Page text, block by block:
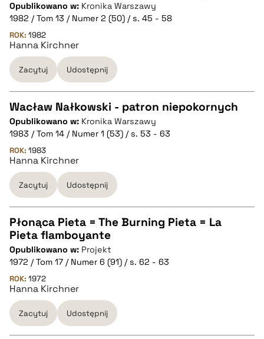
CZYSTY TEKST
pobierz cytat
BIBTEX
pobierz cytat
Opublikowano w: Kronika Warszawy
1982 / Tom 13 / Numer 2 (50) / s. 45 - 58
ROK: 1982
Hanna Kirchner
Zacytuj Udostępnij
CZYSTY TEKST
pobierz cytat
BIBTEX
pobierz cytat
Wacław Nałkowski - patron niepokornych
Opublikowano w: Kronika Warszawy
1983 / Tom 14 / Numer 1 (53) / s. 53 - 63
ROK: 1983
Hanna Kirchner
Zacytuj Udostępnij
CZYSTY TEKST
pobierz cytat
BIBTEX
Płonąca Pieta = The Burning Pieta = La
Pieta flamboyante
Opublikowano w: Projekt
1972 / Tom 17 / Numer 6 (91) / s. 62 - 63
ROK: 1972
Hanna Kirchner
Zacytuj Udostępnij